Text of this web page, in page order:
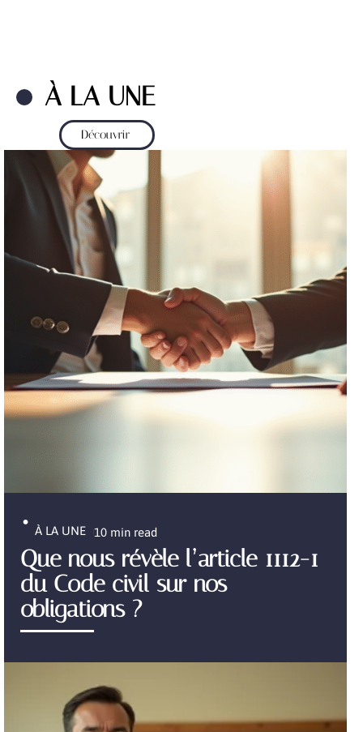
À LA UNE
Découvrir
À LA UNE 10 min read
Que nous révèle l’article 1112-1
du Code civil sur nos
obligations ?